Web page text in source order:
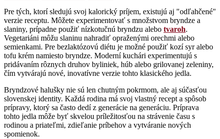
Pre tých, ktorí sledujú svoj kalorický príjem, existujú aj "odľahčené"
verzie receptu. Môžete experimentovať s množstvom bryndze a
slaniny, prípadne použiť nízkotučnú bryndzu alebo tvaroh.
Vegetariáni môžu slaninu nahradiť opraženými orechmi alebo
semienkami. Pre bezlaktózovú diétu je možné použiť kozí syr alebo
tofu krém namiesto bryndze. Moderní kuchári experimentujú s
pridávaním rôznych druhov byliniek, húb alebo grilovanej zeleniny,
čím vytvárajú nové, inovatívne verzie tohto klasického jedla.
Bryndzové halušky nie sú len chutným pokrmom, ale aj súčasťou
slovenskej identity. Každá rodina má svoj vlastný recept a spôsob
prípravy, ktorý sa často dedí z generácie na generáciu. Príprava
tohto jedla môže byť skvelou príležitosťou na strávenie času s
rodinou a priateľmi, zdieľanie príbehov a vytváranie nových
spomienok.